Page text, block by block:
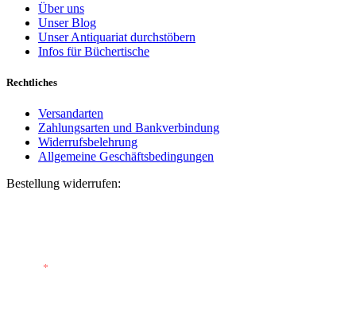
Über uns
Unser Blog
Unser Antiquariat durchstöbern
Infos für Büchertische
Rechtliches
Versandarten
Zahlungsarten und Bankverbindung
Widerrufsbelehrung
Allgemeine Geschäftsbedingungen
Bestellung widerrufen:
*